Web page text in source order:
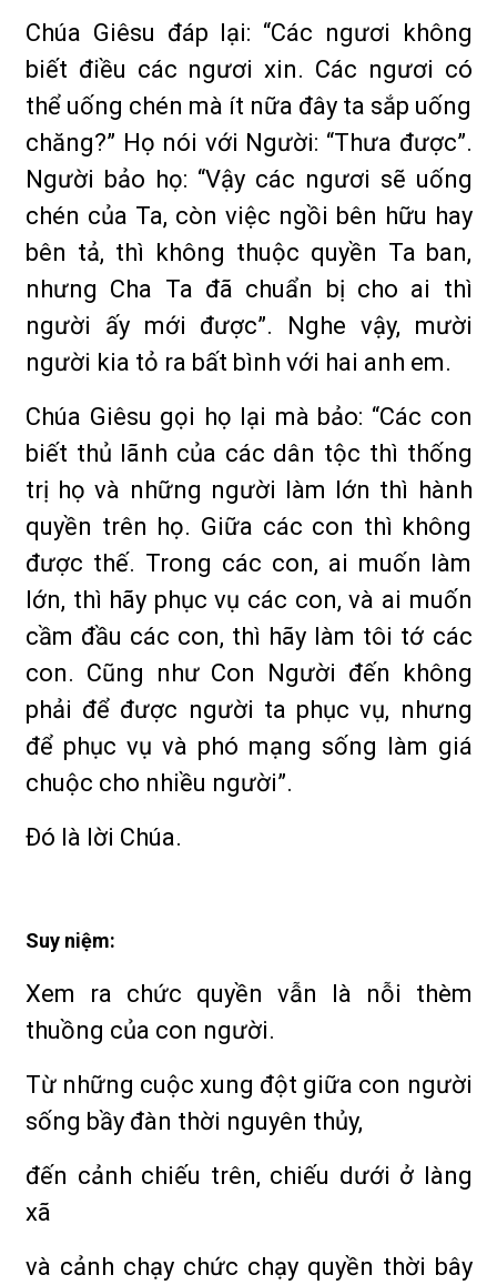
Chúa Giêsu đáp lại: “Các ngươi không
biết điều các ngươi xin. Các ngươi có
thể uống chén mà ít nữa đây ta sắp uống
chăng?” Họ nói với Người: “Thưa được”.
Người bảo họ: “Vậy các ngươi sẽ uống
chén của Ta, còn việc ngồi bên hữu hay
bên tả, thì không thuộc quyền Ta ban,
nhưng Cha Ta đã chuẩn bị cho ai thì
người ấy mới được”. Nghe vậy, mười
người kia tỏ ra bất bình với hai anh em.
Chúa Giêsu gọi họ lại mà bảo: “Các con
biết thủ lãnh của các dân tộc thì thống
trị họ và những người làm lớn thì hành
quyền trên họ. Giữa các con thì không
được thế. Trong các con, ai muốn làm
lớn, thì hãy phục vụ các con, và ai muốn
cầm đầu các con, thì hãy làm tôi tớ các
con. Cũng như Con Người đến không
phải để được người ta phục vụ, nhưng
để phục vụ và phó mạng sống làm giá
chuộc cho nhiều người”.
Ðó là lời Chúa.
Suy niệm:
Xem ra chức quyền vẫn là nỗi thèm
thuồng của con người.
Từ những cuộc xung đột giữa con người
sống bầy đàn thời nguyên thủy,
đến cảnh chiếu trên, chiếu dưới ở làng
xã
và cảnh chạy chức chạy quyền thời bây